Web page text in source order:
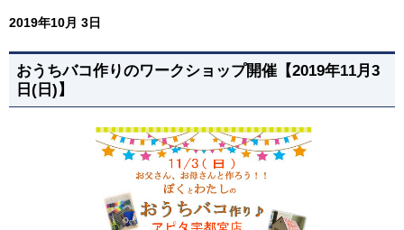
2019年10月 3日
おうちバコ作りのワークショップ開催【2019年11月3
日(日)】